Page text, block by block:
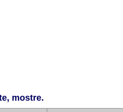
mostre.